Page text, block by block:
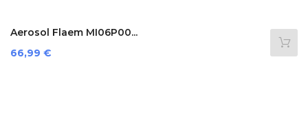
Aerosol Flaem MI06P00...
Prezzo
66,99 €